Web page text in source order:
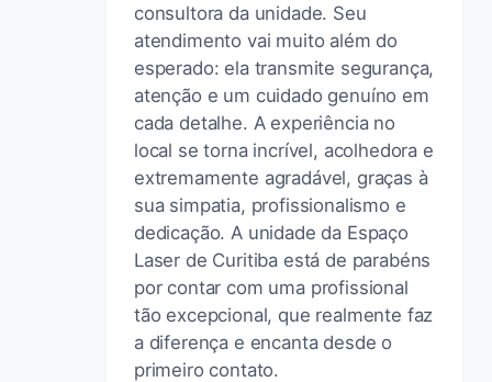
consultora da unidade. Seu
atendimento vai muito além do
esperado: ela transmite segurança,
atenção e um cuidado genuíno em
cada detalhe. A experiência no
local se torna incrível, acolhedora e
extremamente agradável, graças à
sua simpatia, profissionalismo e
dedicação. A unidade da Espaço
Laser de Curitiba está de parabéns
por contar com uma profissional
tão excepcional, que realmente faz
a diferença e encanta desde o
primeiro contato.